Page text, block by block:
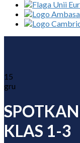
15
gru
KLAS 1-3